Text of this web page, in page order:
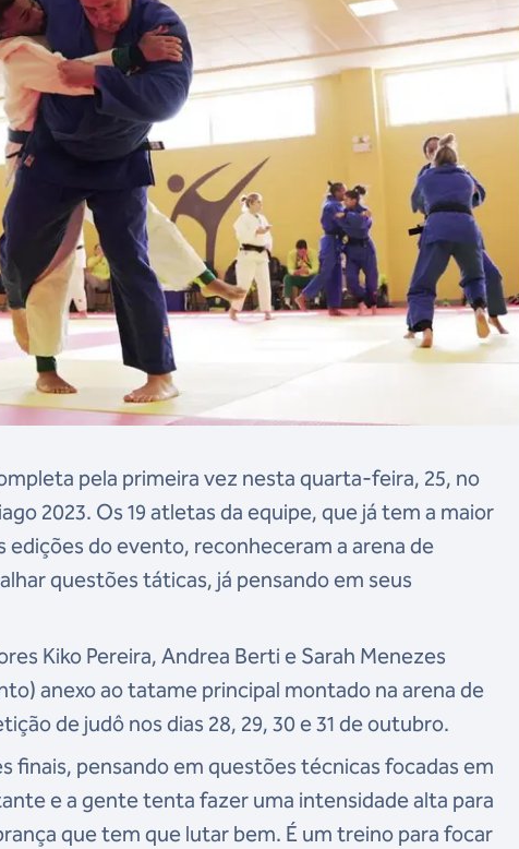
pela primeira vez nesta quarta-feira, 25, no
2023. Os 19 atletas da equipe, que já tem a maior
edições do evento, reconheceram a arena de
questões táticas, já pensando em seus
Kiko Pereira, Andrea Berti e Sarah Menezes
anexo ao tatame principal montado na arena de
de judô nos dias 28, 29, 30 e 31 de outubro.
finais, pensando em questões técnicas focadas em
e a gente tenta fazer uma intensidade alta para
que tem que lutar bem. É um treino para focar